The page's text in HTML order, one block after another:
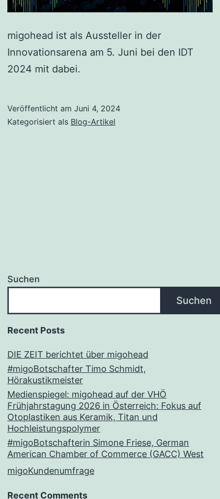
migohead ist als Aussteller in der
Innovationsarena am 5. Juni bei den IDT
2024 mit dabei.
Veröffentlicht am Juni 4, 2024
Kategorisiert als Blog-Artikel
Suchen
Suchen
Recent Posts
DIE ZEIT berichtet über migohead
#migoBotschafter Timo Schmidt,
Hörakustikmeister
Medienspiegel: migohead auf der VHÖ
Frühjahrstagung 2026 in Österreich: Fokus auf
Otoplastiken aus Keramik, Titan und
Hochleistungspolymer
#migoBotschafterin Simone Friese, German
American Chamber of Commerce (GACC) West
migoKundenumfrage
Recent Comments